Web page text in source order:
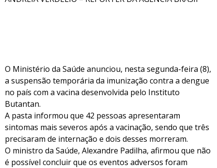
O Ministério da Saúde anunciou, nesta segunda-feira (8),
a suspensão temporária da imunização contra a dengue
no país com a vacina desenvolvida pelo Instituto
Butantan.
A pasta informou que 42 pessoas apresentaram
sintomas mais severos após a vacinação, sendo que três
precisaram de internação e dois desses morreram.
O ministro da Saúde, Alexandre Padilha, afirmou que não
é possível concluir que os eventos adversos foram